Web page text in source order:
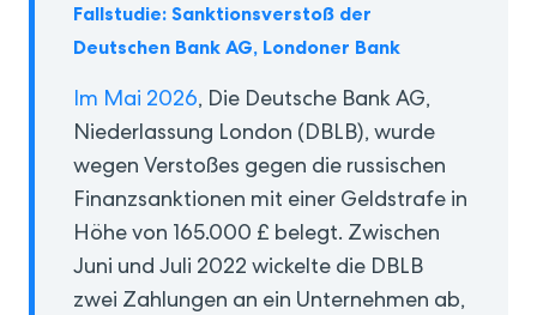
Fallstudie: Sanktionsverstoß der
Deutschen Bank AG, Londoner Bank
Im Mai 2026, Die Deutsche Bank AG,
Niederlassung London (DBLB), wurde
wegen Verstoßes gegen die russischen
Finanzsanktionen mit einer Geldstrafe in
Höhe von 165.000 £ belegt. Zwischen
Juni und Juli 2022 wickelte die DBLB
zwei Zahlungen an ein Unternehmen ab,